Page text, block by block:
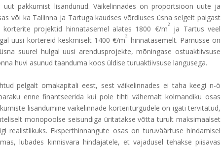
pakkumist lisandunud. Väikelinnades on proportsioon uute ja
või ka Tallinna ja Tartuga kaudses võrdluses üsna selgelt paigast
projektid hinnatasemel alates 1800 €/m2
ja Tartus veel
uusi kortereid keskmiselt 1400 €/m2 hinnatasemelt. Pärnusse on
suurel hulgal uusi arendusprojekte, mõningase ostuaktiivsuse
huvi asunud taanduma koos üldise turuaktiivsuse langusega.
pelgalt omakapitali eest, sest väikelinnades ei taha keegi n-ö
enne finantseerida kui pole tihti vähemalt kolmandiku osas
lisandumine väikelinnade korteriturgudele on igati tervitatud,
monopoolse seisundiga üritatakse võtta turult maksimaalset
realistlikuks. Eksperthinnangute osas on turuväärtuse hindamisel
lubades kinnisvara hindajatele, et vajadusel tehakse piisavas